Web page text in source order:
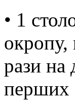
• 1
окропу,
рази на
перших